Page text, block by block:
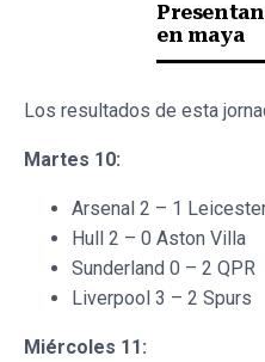
en maya
Los resultados de esta
Martes 10:
Arsenal 2 – 1
Hull 2 – 0 Aston Villa
Sunderland 0 – 2 QPR
Liverpool 3 – 2 Spurs
Miércoles 11: